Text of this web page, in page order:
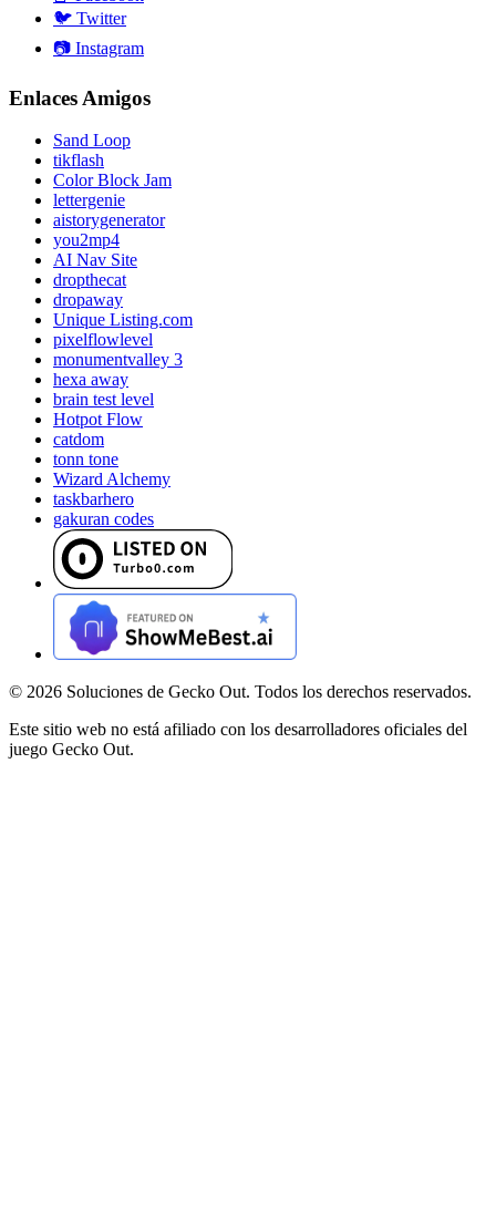
🐦 Twitter
📷 Instagram
Enlaces Amigos
Sand Loop
tikflash
Color Block Jam
lettergenie
aistorygenerator
you2mp4
AI Nav Site
dropthecat
dropaway
Unique Listing.com
pixelflowlevel
monumentvalley 3
hexa away
brain test level
Hotpot Flow
catdom
tonn tone
Wizard Alchemy
taskbarhero
gakuran codes
© 2026 Soluciones de Gecko Out. Todos los derechos reservados.
Este sitio web no está afiliado con los desarrolladores oficiales del
juego Gecko Out.